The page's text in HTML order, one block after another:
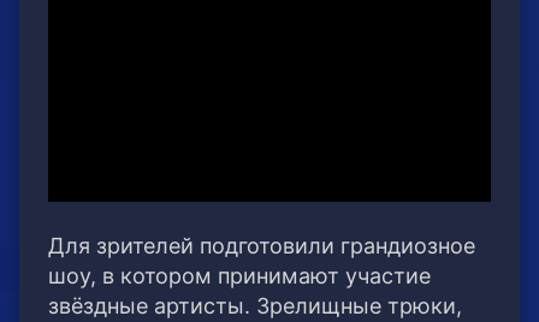
Для зрителей подготовили грандиозное
шоу, в котором принимают участие
звёздные артисты. Зрелищные трюки,